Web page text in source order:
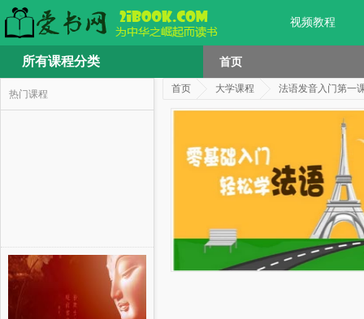
视频教程
所有课程分类 首页
热门课程 首页 大学课程 法语发音入门第一